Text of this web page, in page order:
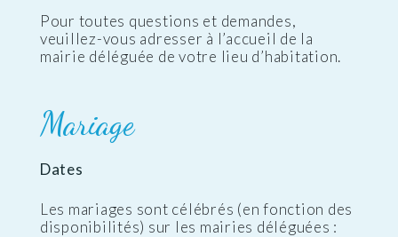
Pour toutes questions et demandes,
veuillez-vous adresser à l’accueil de la
mairie déléguée de votre lieu d’habitation.
Mariage
Dates
Les mariages sont célébrés (en fonction des
disponibilités) sur les mairies déléguées :